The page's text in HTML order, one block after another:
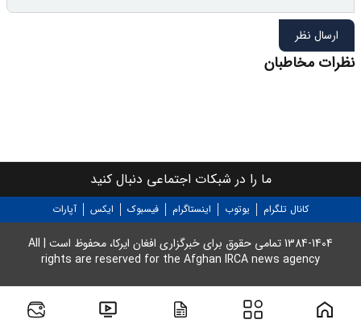
ارسال نظر
نظرات مخاطبان
ما را در شبکات اجتماعی دنبال کنید
کانال تلگرام یوتوب اینستاگرام فیسبوک ایکس آپارات
1384-1404 تمامی حقوق برای خبرگزاری افغان ایرکا، محفوظ است | All
rights are reserved for the Afghan IRCA news agency